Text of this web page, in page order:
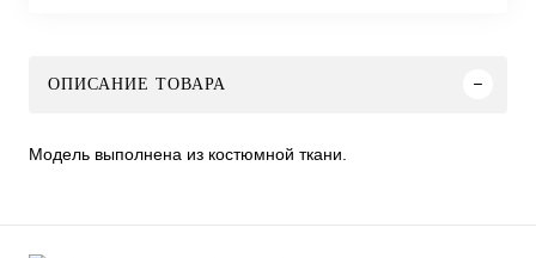
ОПИСАНИЕ ТОВАРА
Модель выполнена из костюмной ткани.